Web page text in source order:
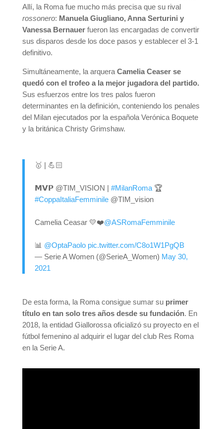
Allí, la Roma fue mucho más precisa que su rival
rossonero: Manuela Giugliano, Anna Serturini y
Vanessa Bernauer fueron las encargadas de convertir
sus disparos desde los doce pasos y establecer el 3-1
definitivo.
Simultáneamente, la arquera Camelia Ceaser se
quedó con el trofeo a la mejor jugadora del partido.
Sus esfuerzos entre los tres palos fueron
determinantes en la definición, conteniendo los penales
del Milan ejecutados por la española Verónica Boquete
y la británica Christy Grimshaw.
🥇 | 💪🏻
𝗠𝗩𝗣 @TIM_VISION | #MilanRoma🏆
#CoppaItaliaFemminile@TIM_vision
Camelia Ceasar 💛❤️@ASRomaFemminile
📊 @OptaPaolo pic.twitter.com/C8o1W1PgQB
— Serie A Women (@SerieA_Women) May 30,
2021
De esta forma, la Roma consigue sumar suprimer
título en tan solo tres años desde su fundación. En
2018, la entidad Giallorossa oficializó su proyecto en el
fútbol femenino al adquirir el lugar del club Res Roma
en la Serie A.